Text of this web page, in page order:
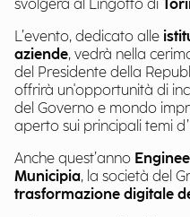
svolgerà al Lingotto di
L’evento, dedicato alle
aziende, vedrà nella
del Presidente della
offrirà un'opportunità di
del Governo e mondo
aperto sui principali temi
Anche quest’anno
Municipia, la società del
trasformazione digitale